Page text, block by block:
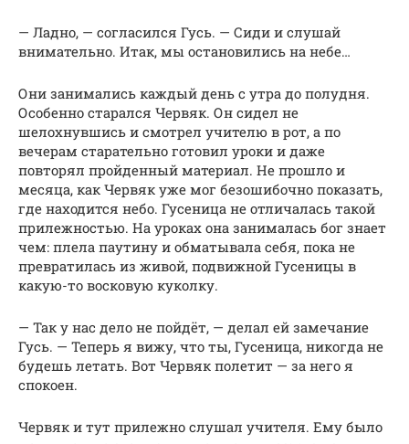
— Ладно, — согласился Гусь. — Сиди и слушай
внимательно. Итак, мы остановились на небе…
Они занимались каждый день с утра до полудня.
Особенно старался Червяк. Он сидел не
шелохнувшись и смотрел учителю в рот, а по
вечерам старательно готовил уроки и даже
повторял пройденный материал. Не прошло и
месяца, как Червяк уже мог безошибочно показать,
где находится небо. Гусеница не отличалась такой
прилежностью. На уроках она занималась бог знает
чем: плела паутину и обматывала себя, пока не
превратилась из живой, подвижной Гусеницы в
какую-то восковую куколку.
— Так у нас дело не пойдёт, — делал ей замечание
Гусь. — Теперь я вижу, что ты, Гусеница, никогда не
будешь летать. Вот Червяк полетит — за него я
спокоен.
Червяк и тут прилежно слушал учителя. Ему было